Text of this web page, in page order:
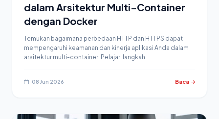
dalam Arsitektur Multi-Container
dengan Docker
Temukan bagaimana perbedaan HTTP dan HTTPS dapat
mempengaruhi keamanan dan kinerja aplikasi Anda dalam
arsitektur multi-container. Pelajari langkah…
08 Jun 2026 Baca